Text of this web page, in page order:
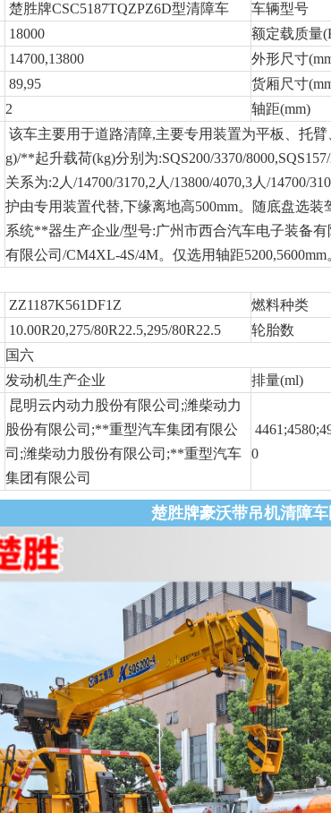
楚胜牌CSC5187TQZPZ6D型清障车
车辆型号
18000
额定载质量
14700,13800
外形尺寸
89,95
货厢尺寸
2 轴距(mm)
该车主要用于道路清障,主要专用装置为平板、托
g)/**起升载荷(kg)分别为:SQS200/3370/
关系为:2人/14700/3170,2人/13800/4070,3人/14700/
护由专用装置代替,下缘离地高500mm。随底盘选
系统**器生产企业/型号:广州市西合汽车电子装备
有限公司/CM4XL-4S/4M。仅选用轴距
ZZ1187K561DF1Z
燃料种类
10.00R20,275/80R22.5,295/80R22.5
轮胎数
国六
发动机生产企业 排量(ml)
昆明云内动力股份有限公司;潍柴动力
股份有限公司;**重型汽车集团有限公
司;潍柴动力股份有限公司;**重型汽车
集团有限公司
0
楚胜牌豪沃带吊机清障